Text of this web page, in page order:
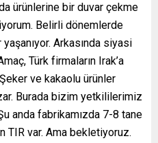
ürünlerine bir duvar çekme
Belirli dönemlerde
Arkasında siyasi
Türk firmaların Irak’a
ve kakaolu ürünler
Burada bizim yetkililerimiz
anda fabrikamızda 7-8 tane
TIR var. Ama bekletiyoruz.